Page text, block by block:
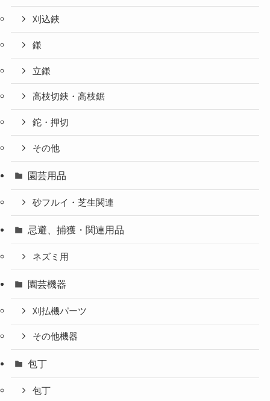
刈込鋏
鎌
立鎌
高枝切鋏・高枝鋸
鉈・押切
その他
園芸用品
砂フルイ・芝生関連
忌避、捕獲・関連用品
ネズミ用
園芸機器
刈払機パーツ
その他機器
包丁
包丁